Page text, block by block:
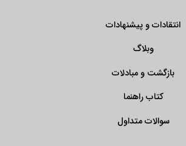
انتقادات و پیشنهادات
وبلاگ
بازگشت و مبادلات
کتاب راهنما
سوالات متداول